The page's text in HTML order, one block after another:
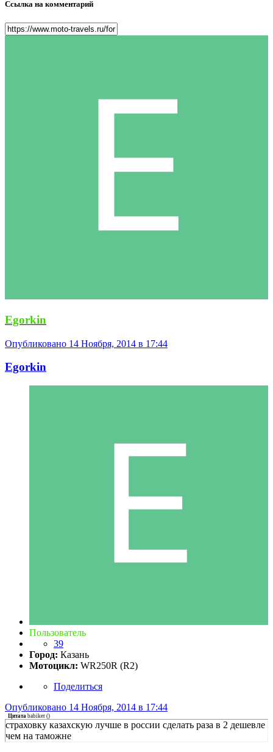
Ссылка на комментарий
Egorkin
Опубликовано 14 Ноября, 2014 в 17:44
Egorkin
Пользователь
39
Город: Казань
Мотоцикл: WR250R (R2)
Поделиться
Опубликовано 14 Ноября, 2014 в 17:44
Цитата babiker ()
страховку казахскую лучше в россии сделать раза в 2 дешевле
чем на таможне